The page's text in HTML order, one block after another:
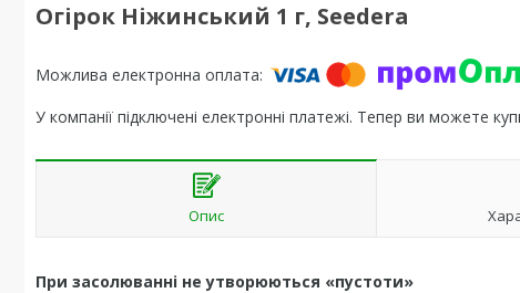
Огірок Ніжинський 1 г, Seedera
У компанії підключені електронні платежі. Тепер ви можете
Опис
При засолюванні не утворюються «пустоти»